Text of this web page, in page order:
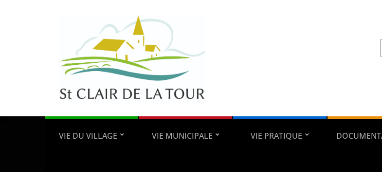
VIE DU VILLAGE VIE MUNICIPALE VIE PRATIQUE